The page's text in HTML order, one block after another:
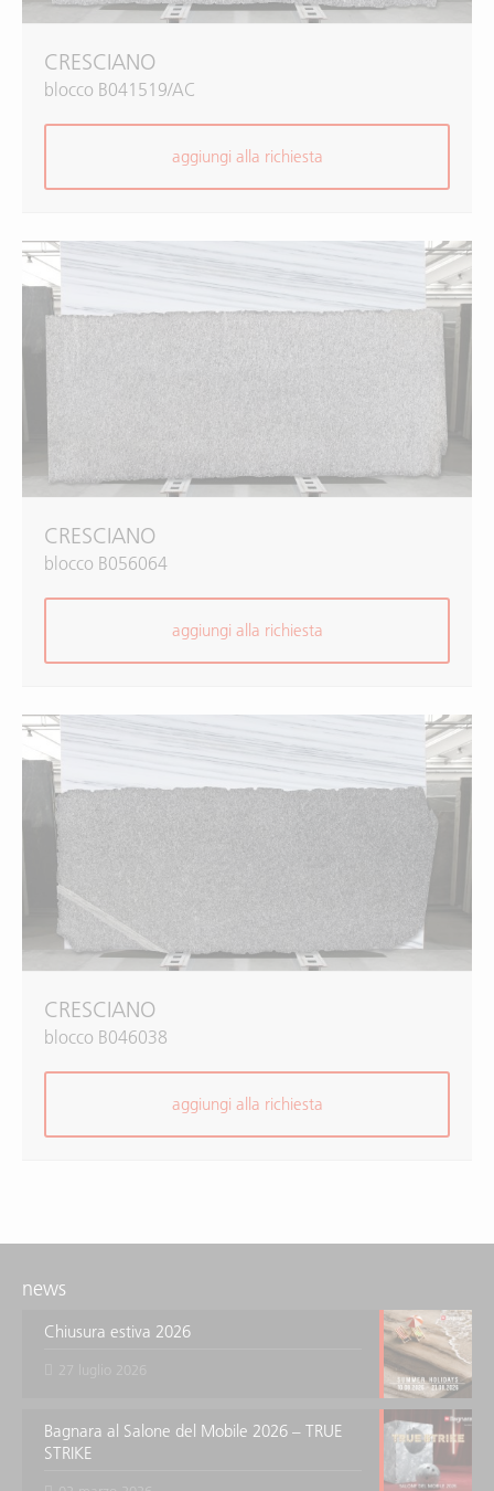
CRESCIANO
blocco B041519/AC
aggiungi alla richiesta
CRESCIANO
blocco B056064
aggiungi alla richiesta
CRESCIANO
blocco B046038
aggiungi alla richiesta
news
Chiusura estiva 2026
Bagnara al Salone del Mobile 2026 – TRUE
STRIKE